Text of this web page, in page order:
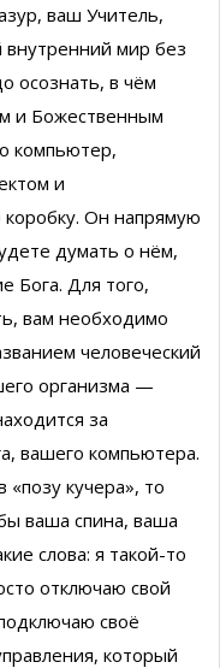
ваш Учитель,
мир без
осознать, в чём
и Божественным
компьютер,
и
Он напрямую
думать о нём,
Бога. Для того,
вам необходимо
человеческий
организма —
за
вашего компьютера.
«позу кучера», то
ваша спина, ваша
слова: я такой-то
отключаю свой
своё
который